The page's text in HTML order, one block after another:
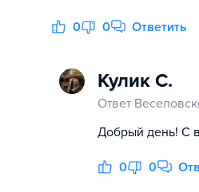
0 0 Ответить
Кулик С.
Ответ
Добрый день! С
0 0